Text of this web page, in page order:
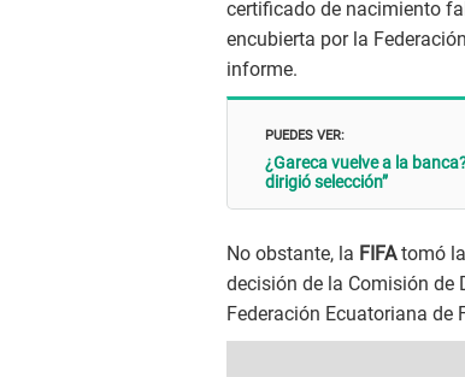
certificado de nacimiento
encubierta por la
informe.
PUEDES VER:
¿Gareca vuelve a la
dirigió selección”
No obstante, la FIFAtomó la
decisión de la Comisión de
Federación Ecuatoriana de